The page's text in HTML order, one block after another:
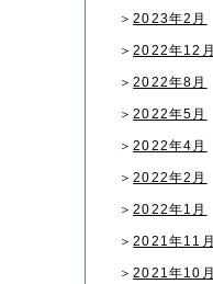
＞2023年2月
＞2022年12月
＞2022年8月
＞2022年5月
＞2022年4月
＞2022年2月
＞2022年1月
＞2021年11月
＞2021年10月